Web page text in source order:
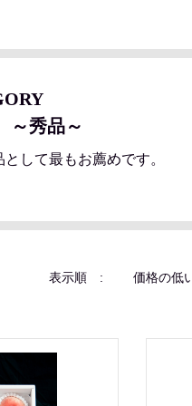
秀品～
して最もお薦めです。
表示順 : 価格の低